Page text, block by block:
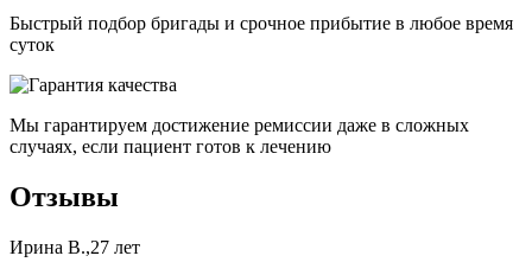
Быстрый подбор бригады и срочное прибытие в любое время
суток
Мы гарантируем достижение ремиссии даже в сложных
случаях, если пациент готов к лечению
Отзывы
Ирина В.,27 лет